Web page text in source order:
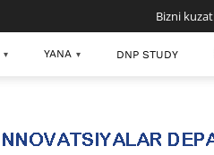
Bizni
▾ YANA ▾ DNP STUDY